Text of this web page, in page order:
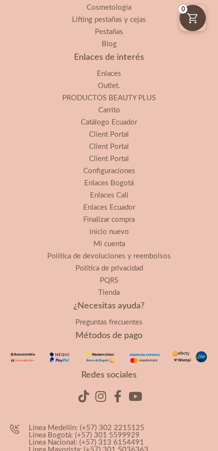
Cosmetología
Lifting pestañas y cejas
Pestañas
Blog
Enlaces de interés
Enlaces
Outlet.
PRODUCTOS BEAUTY PLUS
Carrito
Catálogo Ecuador
Client Portal
Client Portal
Client Portal
Configuraciones
Enlaces Bogotá
Enlaces Cali
Enlaces Ecuador
Finalizar compra
inicio nuevo
Mi cuenta
Política de devoluciones y reembolsos
Política de privacidad
PQRS
Tienda
¿Necesitas ayuda?
Preguntas frecuentes
Métodos de pago
Redes sociales
Línea Medellín: (+57) 302 2215125
Línea Bogotá: (+57) 301 5599929
Línea Nacional: (+57) 313 6154491
0